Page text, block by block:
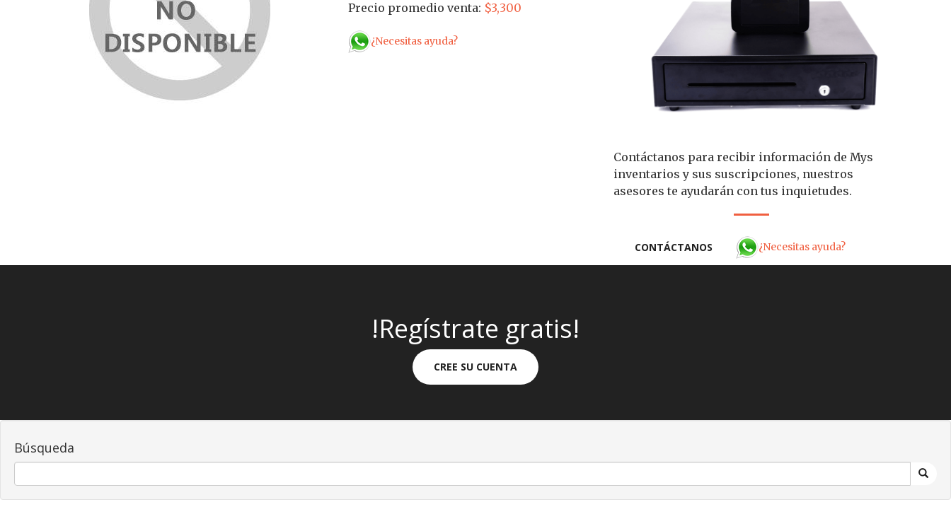
Precio promedio venta: $3,300
¿Necesitas ayuda?
Contáctanos para recibir información de Mys
inventarios y sus suscripciones, nuestros
asesores te ayudarán con tus inquietudes.
CONTÁCTANOS ¿Necesitas ayuda?
!Regístrate gratis!
CREE SU CUENTA
Búsqueda